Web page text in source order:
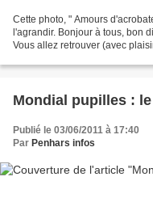
Cette photo, " Amours
l'agrandir. Bonjour à tous, bon
Vous allez retrouver (avec
Mondial pupilles :
Publié le 03/06/2011 à 17:40
Par Penhars infos